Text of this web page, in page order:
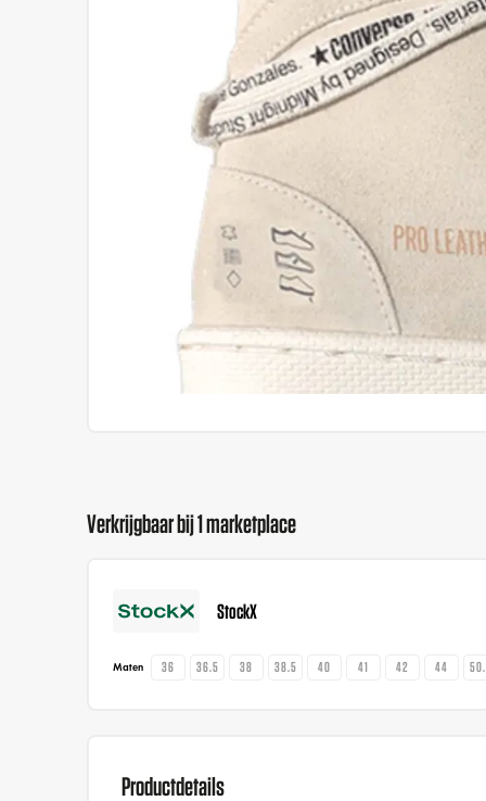
Verkrijgbaar bij 1 marketplace
StockX
Maten 36 36.5 38 38.5 40 41 42 44
Productdetails